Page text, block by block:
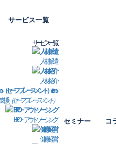
サービス一覧
サービス一覧
人材派遣
人材紹介
援（セーフプレースメント）
BPO・アウトソーシング
健康経営
セミナー コ
企業名
都道府県
部署
姓